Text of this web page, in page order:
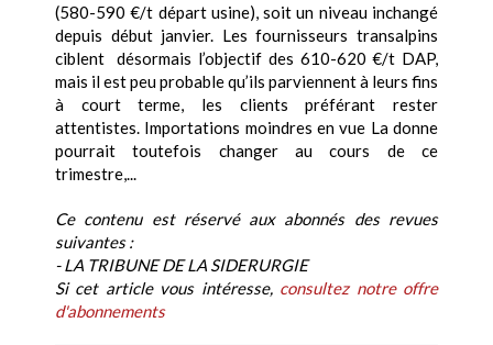
(580-590 €/t départ usine), soit un niveau inchangé
depuis début janvier. Les fournisseurs transalpins
ciblent désormais l’objectif des 610-620 €/t DAP,
mais il est peu probable qu’ils parviennent à leurs fins
à court terme, les clients préférant rester
attentistes. Importations moindres en vue La donne
pourrait toutefois changer au cours de ce
trimestre,...
Ce contenu est réservé aux abonnés des revues
suivantes :
- LA TRIBUNE DE LA SIDERURGIE
Si cet article vous intéresse, consultez notre offre
d'abonnements